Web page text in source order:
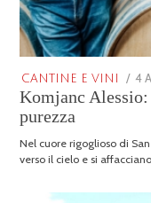
CANTINE E VINI
ON
4
Komjanc
purezza
Nel cuore rigoglioso di
verso il cielo e si affacciano